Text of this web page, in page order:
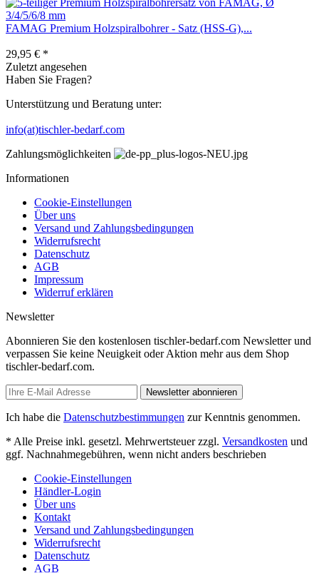
FAMAG Premium Holzspiralbohrer - Satz (HSS-G),...
29,95 € *
Zuletzt angesehen
Haben Sie Fragen?
Unterstützung und Beratung unter:
info(at)tischler-bedarf.com
Zahlungsmöglichkeiten
Informationen
Cookie-Einstellungen
Über uns
Versand und Zahlungsbedingungen
Widerrufsrecht
Datenschutz
AGB
Impressum
Widerruf erklären
Newsletter
Abonnieren Sie den kostenlosen tischler-bedarf.com Newsletter und
verpassen Sie keine Neuigkeit oder Aktion mehr aus dem Shop
tischler-bedarf.com.
Newsletter abonnieren
Ich habe die Datenschutzbestimmungen zur Kenntnis genommen.
* Alle Preise inkl. gesetzl. Mehrwertsteuer zzgl. Versandkosten und
ggf. Nachnahmegebühren, wenn nicht anders beschrieben
Cookie-Einstellungen
Händler-Login
Über uns
Kontakt
Versand und Zahlungsbedingungen
Widerrufsrecht
Datenschutz
AGB